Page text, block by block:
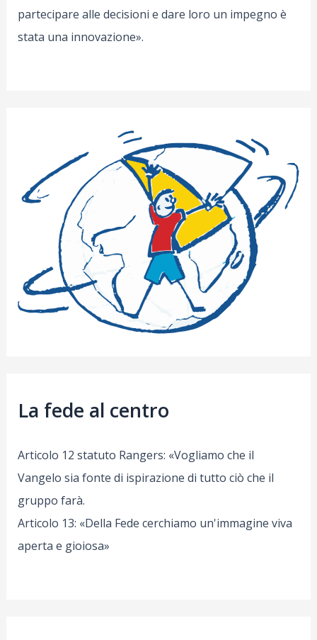
partecipare alle decisioni e dare loro un impegno è
stata una innovazione».
La fede al centro
Articolo 12 statuto Rangers: «Vogliamo che il
Vangelo sia fonte di ispirazione di tutto ciò che il
gruppo farà.
Articolo 13: «Della Fede cerchiamo un'immagine viva
aperta e gioiosa»